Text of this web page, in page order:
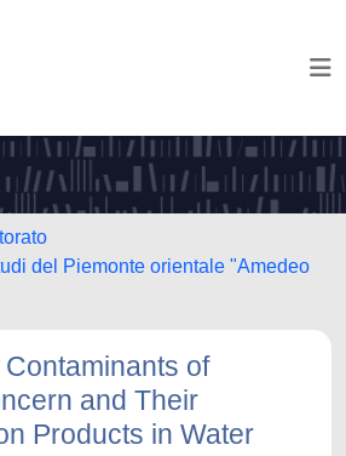
del Piemonte orientale "Amedeo
of
and Their
Products in Water